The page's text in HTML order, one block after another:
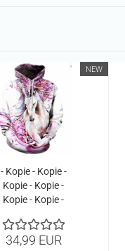
NEW
- Kopie - Kopie -
Kopie - Kopie -
Kopie - Kopie -
Kopie - Kopie -
Kopie - Kopie -
34,99 EUR